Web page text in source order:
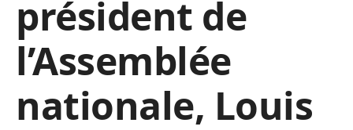
président de
l’Assemblée
nationale, Louis